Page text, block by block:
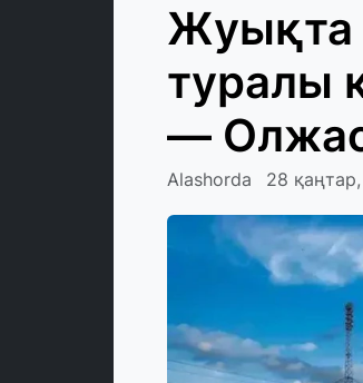
Жуықта
туралы
—
Alashorda 28